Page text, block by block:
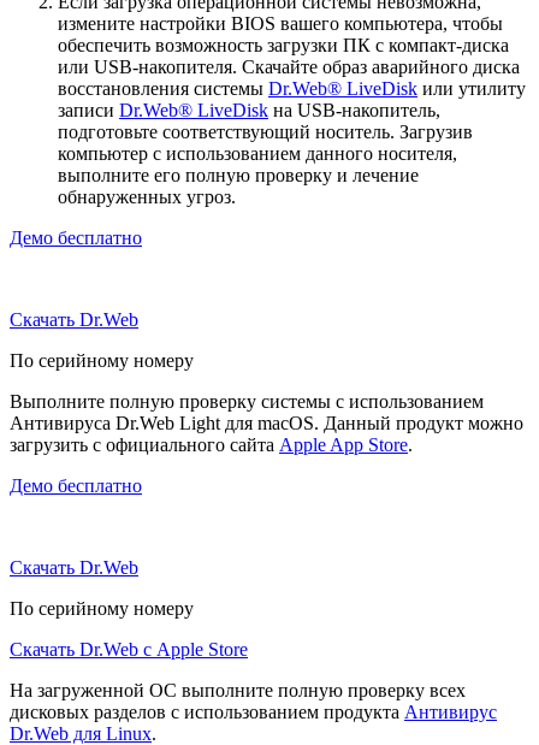
измените настройки BIOS вашего компьютера, чтобы
обеспечить возможность загрузки ПК с компакт-диска
или USB-накопителя. Скачайте образ аварийного диска
восстановления системы Dr.Web® LiveDisk или утилиту
записи Dr.Web® LiveDisk на USB-накопитель,
подготовьте соответствующий носитель. Загрузив
компьютер с использованием данного носителя,
выполните его полную проверку и лечение
обнаруженных угроз.
Демо бесплатно
Скачать Dr.Web
По серийному номеру
Выполните полную проверку системы с использованием
Антивируса Dr.Web Light для macOS. Данный продукт можно
загрузить с официального сайта Apple App Store.
Демо бесплатно
Скачать Dr.Web
По серийному номеру
Скачать Dr.Web с Apple Store
На загруженной ОС выполните полную проверку всех
дисковых разделов с использованием продукта Антивирус
Dr.Web для Linux.